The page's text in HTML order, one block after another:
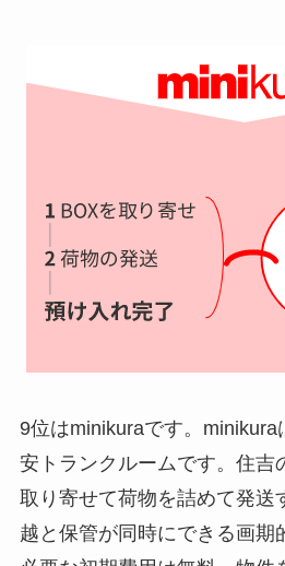
9位はminikuraです。minikura
安トランクルームです。住吉
取り寄せて荷物を詰めて発送
越と保管が同時にできる画期